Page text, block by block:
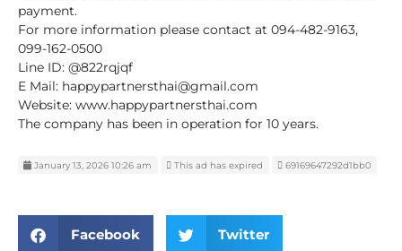
payment.
For more information please contact at 094-482-9163,
099-162-0500
Line ID: @822rqjqf
E Mail: happypartnersthai@gmail.com
Website: www.happypartnersthai.com
The company has been in operation for 10 years.
January 13, 2026 10:26 am This ad has expired 69169647292d1bb0
Facebook Twitter